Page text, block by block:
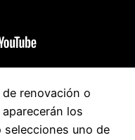
renovación o
los
uno de